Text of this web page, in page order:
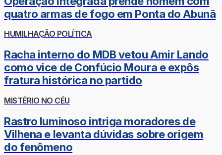
quatro armas de fogo em Ponta do Abunã
HUMILHAÇÃO POLÍTICA
Racha interno do MDB vetou Amir Lando
como vice de Confúcio Moura e expôs
fratura histórica no partido
MISTÉRIO NO CÉU
Rastro luminoso intriga moradores de
Vilhena e levanta dúvidas sobre origem
do fenômeno